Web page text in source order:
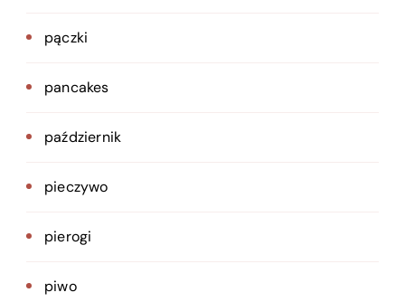
pączki
pancakes
październik
pieczywo
pierogi
piwo